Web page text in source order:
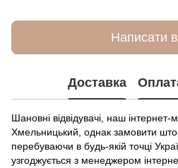
Написати
Доставка
Шановні відвідувачі, наш інтернет-
Хмельницький, однак замовити
перебуваючи в будь-якій точці
узгоджується з менеджером